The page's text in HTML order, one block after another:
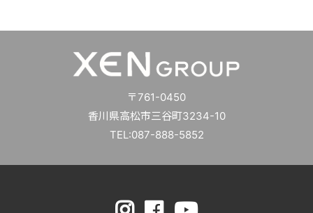
〒761-0450
香川県高松市三谷町3234-10
TEL:087-888-5852